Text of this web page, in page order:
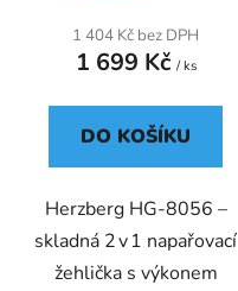
1 404 Kč bez DPH
1 699 Kč / ks
DO KOŠÍKU
Herzberg HG‑8056 –
skladná 2 v 1 napařovací
žehlička s výkonem